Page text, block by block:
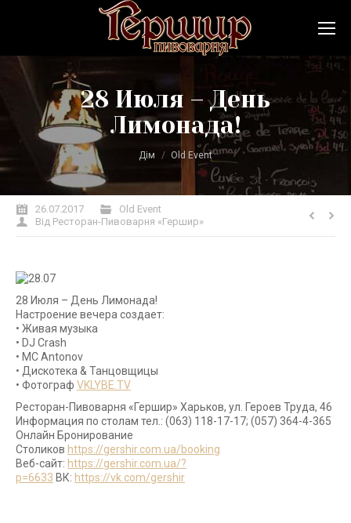
28 Июля – День
Лимонада!
Дім Old Event
26.07.2017
Old Event
Від Ресторан-Пивоварня «Гершир»
28 Июля – День Лимонада!
Настроение вечера создает:
• Живая музыка
• DJ Crash
• МС Antonov
• Дискотека & Танцовщицы
• Фотограф VKLYBE.TV
Ресторан-Пивоварня «Гершир» Харьков, ул. Героев Труда, 46
Информация по столам тел.: (063) 118-17-17; (057) 364-4-365
Онлайн Бронирование
Столиков https://gershir.com.ua/booking
Веб-сайт: https://gershir.com.ua/?
p=6633 ВК: https://vk.com/gershir